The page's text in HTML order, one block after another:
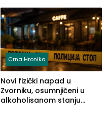
Crna Hronika
Novi fizički napad u
Zvorniku, osumnjičeni u
alkoholisanom stanju